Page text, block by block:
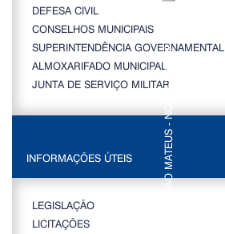
DEFESA CIVIL
CONSELHOS MUNICIPAIS
SUPERINTENDÊNCIA GOVERNAMENTAL
ALMOXARIFADO MUNICIPAL
JUNTA DE SERVIÇO MILITAR
INFORMAÇÕES ÚTEIS
LEGISLAÇÃO
LICITAÇÕES